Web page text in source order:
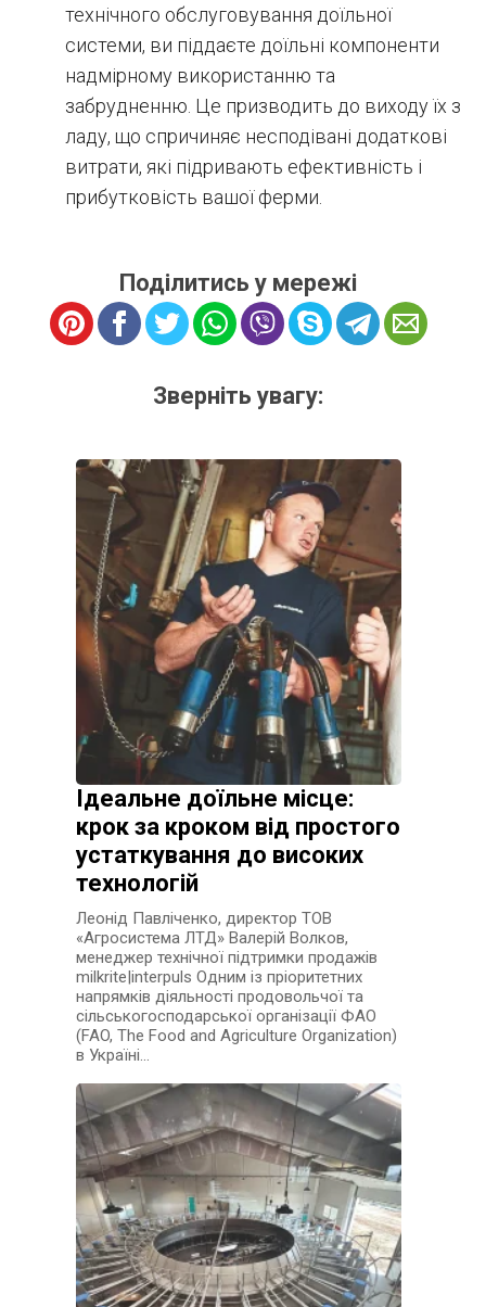
технічного обслуговування доїльної
системи, ви піддаєте доїльні компоненти
надмірному використанню та
забрудненню. Це призводить до виходу їх з
ладу, що спричиняє несподівані додаткові
витрати, які підривають ефективність і
прибутковість вашої ферми.
Поділитись у мережі
Зверніть увагу:
Ідеальне доїльне місце:
крок за кроком від простого
устаткування до високих
технологій
Леонід Павліченко, директор ТОВ
«Агросистема ЛТД» Валерій Волков,
менеджер технічної підтримки продажів
milkrite|interpuls Одним із пріоритетних
напрямків діяльності продовольчої та
сільськогосподарської організації ФАО
(FAO, The Food and Agriculture Organization)
в Україні…